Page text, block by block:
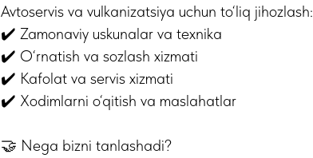
Avtoservis va vulkanizatsiya uchun to‘liq jihozlash:
✔️ Zamonaviy uskunalar va texnika
✔️ O‘rnatish va sozlash xizmati
✔️ Kafolat va servis xizmati
✔️ Xodimlarni o‘qitish va maslahatlar
🤝 Nega bizni tanlashadi?